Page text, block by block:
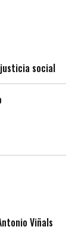
social
Viñals